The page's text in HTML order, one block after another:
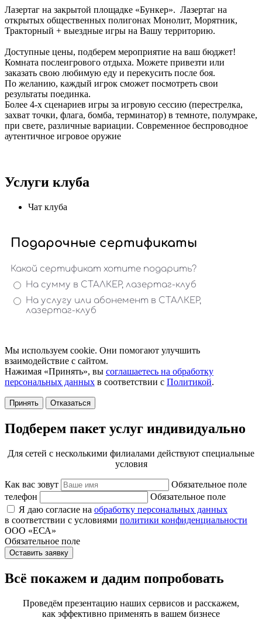
Лазертаг на закрытой площадке «Бункер». Лазертаг на
открытых общественных полигонах Монолит, Морятник,
Тракторный + выездные игры на Вашу территорию.
Доступные цены, подберем мероприятие на ваш бюджет!
Комната послеигрового отдыха. Можете привезти или
заказать свою любимую еду и перекусить после боя.
По желанию, каждый игрок сможет посмотреть свои
результаты поединка.
Более 4-х сценариев игры за игровую сессию (перестрелка,
захват точки, флага, бомба, терминатор) в темноте, полумраке,
при свете, различные вариации. Современное беспроводное
аутентичное игровое оружие
Услуги клуба
Чат клуба
Мы используем cookie. Они помогают улучшить
взаимодействие с сайтом.
Нажимая «Принять», вы соглашаетесь на обработку
персональных данных в соответствии с Политикой.
Принять Отказаться
Подберем пакет услуг индивидуально
Для сетей с несколькими филиалами действуют специальные
условия
Как вас зовут
Обязательное поле
телефон
Обязательное поле
Я даю согласие на обработку персональных данных
в соответствии с условиями политики конфиденциальности
ООО «ЕСА»
Обязательное поле
Оставить заявку
Всё покажем и дадим попробовать
Проведём презентацию наших сервисов и расскажем,
как эффективно применять в вашем бизнесе